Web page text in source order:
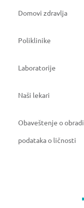
Domovi zdravlja
Poliklinike
Laboratorije
Naši lekari
Obaveštenje o obradi
podataka o ličnosti